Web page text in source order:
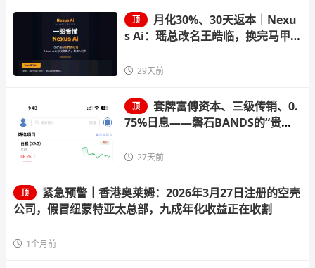
顶
月化30%、30天返本｜Nexu
s Ai：瑶总改名王皓临，换完马甲就
29天前
顶
套牌富傅资本、三级传销、0.
75%日息——磐石BANDS的“贵金
27天前
顶
紧急预警｜香港奥莱姆：2026年3月27日注册的空壳
公司，假冒纽蒙特亚太总部，九成年化收益正在收割
1个月前